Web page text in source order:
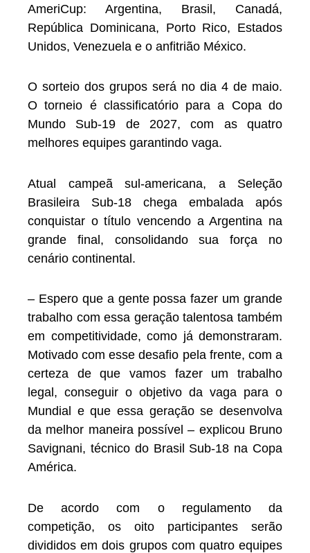
AmeriCup: Argentina, Brasil, Canadá,
República Dominicana, Porto Rico, Estados
Unidos, Venezuela e o anfitrião México.
O sorteio dos grupos será no dia 4 de maio.
O torneio é classificatório para a Copa do
Mundo Sub-19 de 2027, com as quatro
melhores equipes garantindo vaga.
Atual campeã sul-americana, a Seleção
Brasileira Sub-18 chega embalada após
conquistar o título vencendo a Argentina na
grande final, consolidando sua força no
cenário continental.
– Espero que a gente possa fazer um grande
trabalho com essa geração talentosa também
em competitividade, como já demonstraram.
Motivado com esse desafio pela frente, com a
certeza de que vamos fazer um trabalho
legal, conseguir o objetivo da vaga para o
Mundial e que essa geração se desenvolva
da melhor maneira possível – explicou Bruno
Savignani, técnico do Brasil Sub-18 na Copa
América.
De acordo com o regulamento da
competição, os oito participantes serão
divididos em dois grupos com quatro equipes